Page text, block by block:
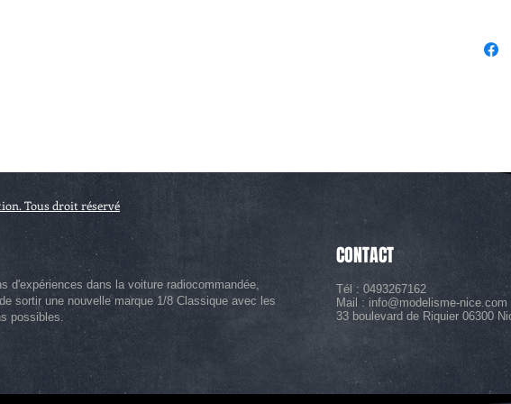
Tous droit réservé
d'expériences dans la voiture radiocommandée,
sortir une nouvelle marque 1/8 Classique avec les
possibles.
CONTACT
Tél : 0493267162
Mail : info@modelisme-nice.com
33 boulevard de Riquier 06300